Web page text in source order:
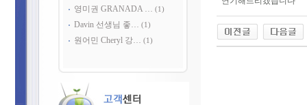
영미권 GRANADA … (1)
Davin 선생님 좋… (1)
원어민 Cheryl 강… (1)